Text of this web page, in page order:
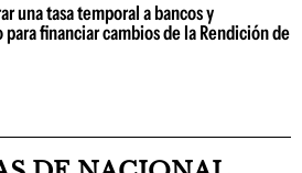
una tasa temporal a bancos y
financiar cambios de la Rendición de